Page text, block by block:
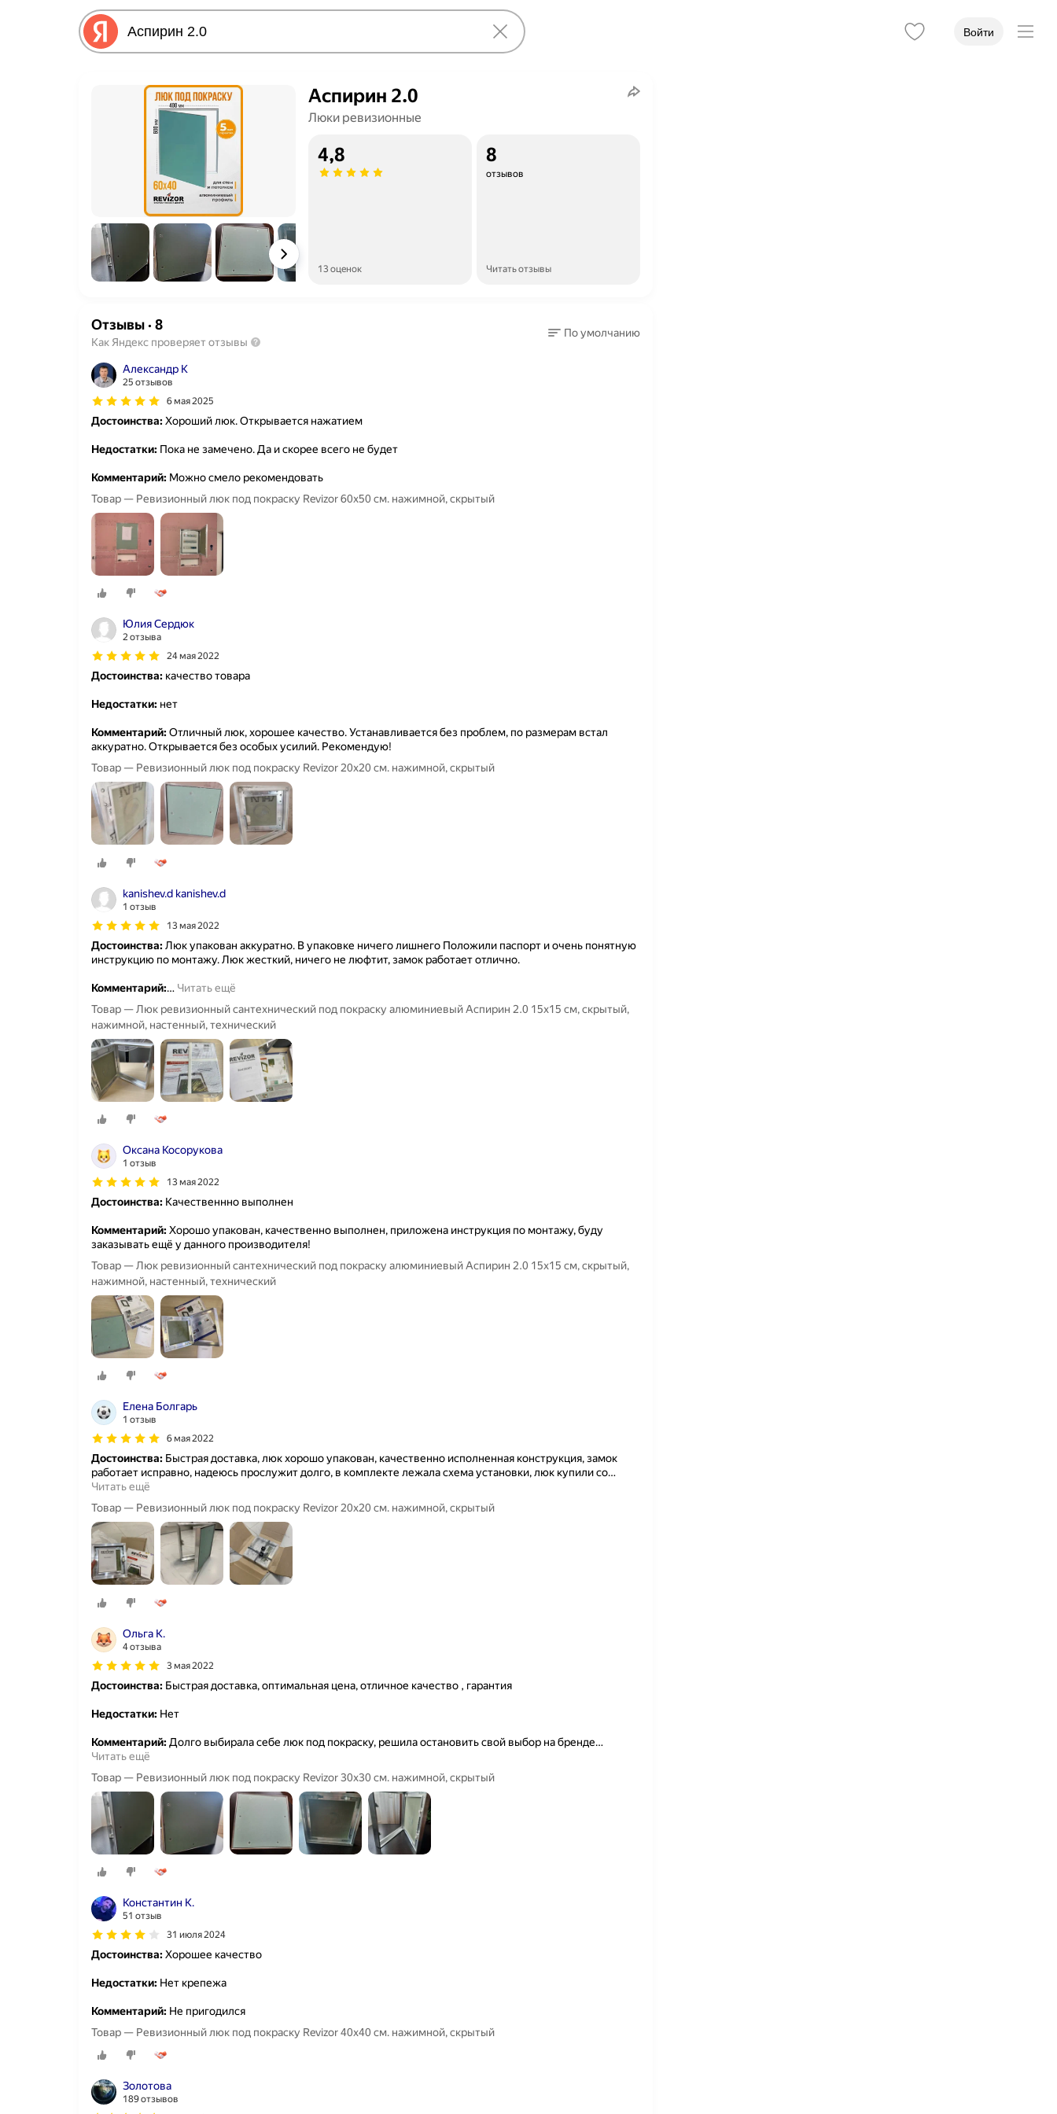
Войти
Аспирин 2.0
Люки ревизионные
4,8
13 оценок
8
отзывов
Читать отзывы
Отзывы· 8
Как Яндекс проверяет отзывы
По умолчанию
Александр К
25 отзывов
6 мая 2025
Достоинства:Хороший люк. Открывается нажатием
Недостатки: Пока не замечено. Да и скорее всего не будет
Комментарий: Можно смело рекомендовать
Товар — Ревизионный люк под покраску Revizor 60х50 см. нажимной, скрытый
Юлия Сердюк
2 отзыва
24 мая 2022
Достоинства: качество товара
Недостатки: нет
Комментарий:Отличный люк, хорошее качество. Устанавливается без проблем, по размерам встал
аккуратно. Открывается без особых усилий. Рекомендую!
Товар — Ревизионный люк под покраску Revizor 20х20 см. нажимной, скрытый
kanishev.d kanishev.d
1 отзыв
13 мая 2022
Достоинства:Люк упакован аккуратно. В упаковке ничего лишнего Положили паспорт и очень понятную
инструкцию по монтажу. Люк жесткий, ничего не люфтит, замок работает отлично.
Комментарий:… Читать ещё
Товар — Люк ревизионный сантехнический под покраску алюминиевый Аспирин 2.0 15х15 см, скрытый,
нажимной, настенный, технический
Оксана Косорукова
1 отзыв
13 мая 2022
Достоинства: Качественнно выполнен
Комментарий:Хорошо упакован, качественно выполнен, приложена инструкция по монтажу, буду
заказывать ещё у данного производителя!
Товар — Люк ревизионный сантехнический под покраску алюминиевый Аспирин 2.0 15х15 см, скрытый,
нажимной, настенный, технический
Елена Болгарь
1 отзыв
6 мая 2022
Достоинства: Быстрая доставка, люк хорошо упакован, качественно исполненная конструкция, замок
работает исправно, надеюсь прослужит долго, в комплекте лежала схема установки, люк купили со…
Читать ещё
Товар — Ревизионный люк под покраску Revizor 20х20 см. нажимной, скрытый
Ольга К.
4 отзыва
3 мая 2022
Достоинства: Быстрая доставка, оптимальная цена, отличное качество , гарантия
Недостатки: Нет
Комментарий:Долго выбирала себе люк под покраску, решила остановить свой выбор на бренде…
Читать ещё
Товар — Ревизионный люк под покраску Revizor 30х30 см. нажимной, скрытый
Константин К.
51 отзыв
31 июля 2024
Достоинства:Хорошее качество
Недостатки: Нет крепежа
Комментарий: Не пригодился
Товар — Ревизионный люк под покраску Revizor 40х40 см. нажимной, скрытый
Золотова
189 отзывов